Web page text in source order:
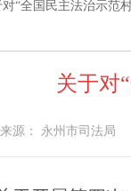
对“全国民主法治示范
关于对
： 永州市司法局